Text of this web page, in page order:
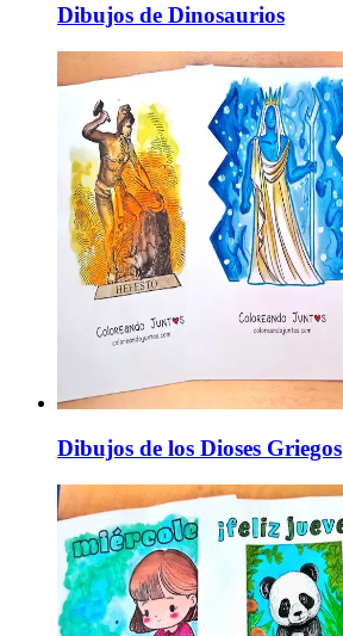
Dibujos de Dinosaurios
Dibujos de los Dioses Griegos